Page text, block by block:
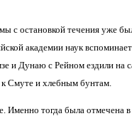
с остановкой течения уже
академии наук
и Дунаю с Рейном ездили на
к Смуте и хлебным бунтам.
тогда была отмечена в